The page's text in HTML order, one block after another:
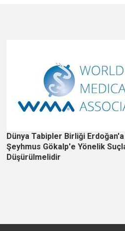
Dünya Tabipler Birliği
Şeyhmus Gökalp'e Yönelik
Düşürülmelidir